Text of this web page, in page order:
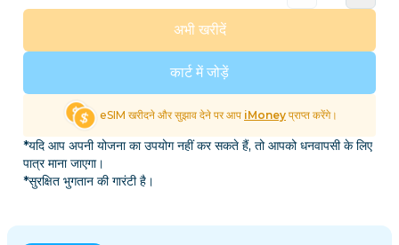
कार्ट में जोड़ें
अभी खरीदें
eSIM खरीदने और सुझाव देने पर आप iMoney प्राप्त करेंगे।
*यदि आप अपनी योजना का उपयोग नहीं कर सकते हैं, तो आपको धनवापसी के लिए
पात्र माना जाएगा।
*सुरक्षित भुगतान की गारंटी है।